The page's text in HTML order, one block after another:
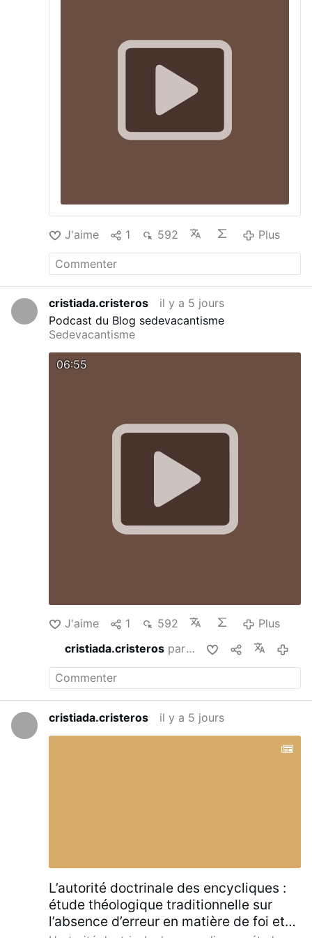
J'aime 1 592 Plus
cristiada.cristeros
il y a 5 jours
Podcast du Blog sedevacantisme
Sedevacantisme
06:55
J'aime 1 592
Plus
cristiada.cristerospartage ceci
cristiada.cristeros il y a 5 jours
L’autorité doctrinale des encycliques :
étude théologique traditionnelle sur
l’absence d’erreur en matière de foi et